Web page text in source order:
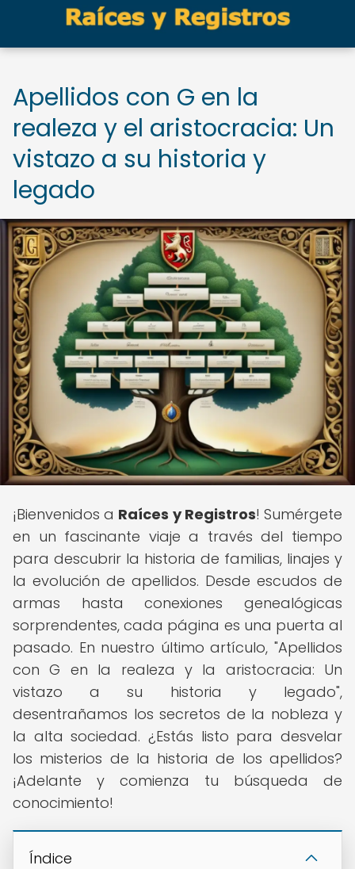
Apellidos con G en la
realeza y el aristocracia: Un
vistazo a su historia y
legado
¡Bienvenidos a Raíces y Registros! Sumérgete
en un fascinante viaje a través del tiempo
para descubrir la historia de familias, linajes y
la evolución de apellidos. Desde escudos de
armas hasta conexiones genealógicas
sorprendentes, cada página es una puerta al
pasado. En nuestro último artículo, "Apellidos
con G en la realeza y la aristocracia: Un
vistazo a su historia y legado",
desentrañamos los secretos de la nobleza y
la alta sociedad. ¿Estás listo para desvelar
los misterios de la historia de los apellidos?
¡Adelante y comienza tu búsqueda de
conocimiento!
Índice